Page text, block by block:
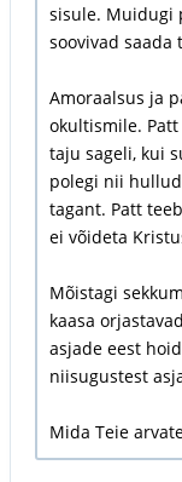
sisule. Muidugi
soovivad
Amoraalsus ja
okultismile.
taju sageli, kui
polegi nii
tagant. Patt
ei võideta
Mõistagi
kaasa
asjade eest
niisugustest
Mida Teie